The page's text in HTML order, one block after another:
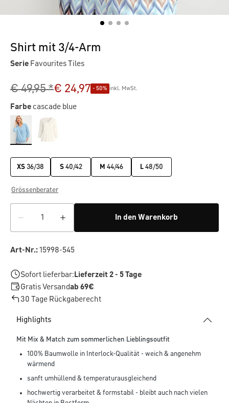
Shirt mit 3/4-Arm
Serie Favourites Tiles
€ 49,95 *€ 24,97 - 50% inkl. MwSt.
Farbe cascade blue
XS 36/38 S40/42 M 44/46 L 48/50
Grössenberater
In den Warenkorb
Art-Nr.:15998-545
Sofort lieferbar:Lieferzeit 2 - 5 Tage
Gratis Versandab 69€
30 Tage Rückgaberecht
Highlights
Mit Mix & Match zum sommerlichen Lieblingsoutfit
100% Baumwolle in Interlock-Qualität - weich & angenehm
wärmend
sanft umhüllend & temperaturausgleichend
hochwertig verarbeitet & formstabil - bleibt auch nach vielen